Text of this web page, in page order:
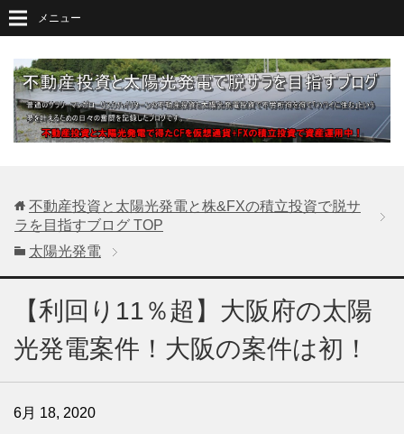
メニュー
不動産投資と太陽光発電と株&FXの積立投資で脱サ
ラを目指すブログ TOP
太陽光発電
【利回り11％超】大阪府の太陽
光発電案件！大阪の案件は初！
6月 18, 2020